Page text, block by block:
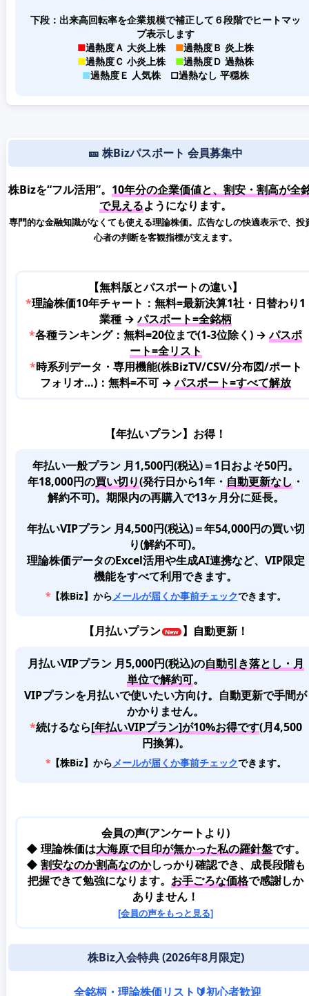
下段：出来高回転率を企業規模で補正して６段階でヒートマッ
プ表示します
■過熱度Ａ 大炎上株 ■過熱度Ｂ 炎上株
■過熱度Ｃ 小炎上株 ■過熱度Ｄ 過熱株
■過熱度Ｅ 人気株 □過熱なし 平穏株
🎫 株Bizパスポート 会員募集中
株Bizを“フル活用”。 10年分の企業価値と、割安・割高が全
で見えるようになります。
専門的な金融知識がなくても使える理論株価。広告なしの快適表示で、投
心者の判断を客観指標が支えます。
【無料版とパスポートの違い】
*理論株価10年チャート：無料=最新決算1社・日替わり1
業種 →パスポート=全銘柄
*各種ランキング：無料=20位まで(1-3位除く) →パスポ
ート=全リスト
*時系列データ・専用機能(株BizTV/CSV/分布図/ポート
フォリオ…)：無料=不可 →パスポート=すべて解放
【年払いプラン】お得！
年払い一般プラン 月1,500円(税込)＝1日およそ50円。
年18,000円の買い切り(発行日から1年・ 自動更新なし ・
解約不可)。期限内の再購入で13ヶ月分に延長。
年払いVIPプラン 月4,500円(税込)＝年54,000円の買い切
り(解約不可)。
理論株価データのExcel活用や生成AI連携など、VIP限定
機能をすべて利用できます。
*【株Biz】からメールが届くか事前チェックできます。
【月払いプラン 】自動更新！
月払いVIPプラン 月5,000円(税込)の自動引き落とし・月
単位で解約可。
VIPプランを月払いで使いたい方向け。自動更新で手間が
かかりません。
*続けるなら[年払いVIPプラン]が10%お得です(月4,500
円換算)。
*【株Biz】から メールが届くか事前チェックできます。
会員の声(アンケートより)
◆ 理論株価は大海原で目印が無かった私の羅針盤です。
◆ 割安なのか割高なのかしっかり確認でき、成長段階も
把握できて勉強になります。 お手ごろな価格で感謝しか
ありません！
[会員の声をもっと見る]
株Biz入会特典 (2026年8月限定)
全銘柄・理論株価リスト🔰初心者歓迎